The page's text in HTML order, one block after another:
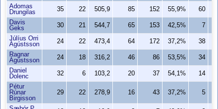
Adomas
Drungilas
35 22 505,9 85 152 55,9%
60
Davis
Geks
30 21 544,7 65 153 42,5%
7
Júlíus Orri
Ágústsson
24 22 473,4 64 172 37,2%
38
Ragnar
Ágústsson
24 18 316,2 46 86 53,5%
34
Daniel
Dolenc
32 6 103,2 20 37 54,1%
14
Pétur
Rúnar
Birgisson
29 22 278,9 16 43 37,2% 5